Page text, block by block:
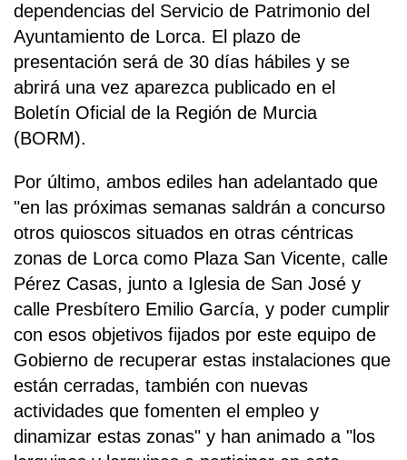
dependencias del Servicio de Patrimonio del
Ayuntamiento de Lorca. El plazo de
presentación será de 30 días hábiles y se
abrirá una vez aparezca publicado en el
Boletín Oficial de la Región de Murcia
(BORM).
Por último, ambos ediles han adelantado que
"en las próximas semanas saldrán a concurso
otros quioscos situados en otras céntricas
zonas de Lorca como Plaza San Vicente, calle
Pérez Casas, junto a Iglesia de San José y
calle Presbítero Emilio García, y poder cumplir
con esos objetivos fijados por este equipo de
Gobierno de recuperar estas instalaciones que
están cerradas, también con nuevas
actividades que fomenten el empleo y
dinamizar estas zonas" y han animado a "los